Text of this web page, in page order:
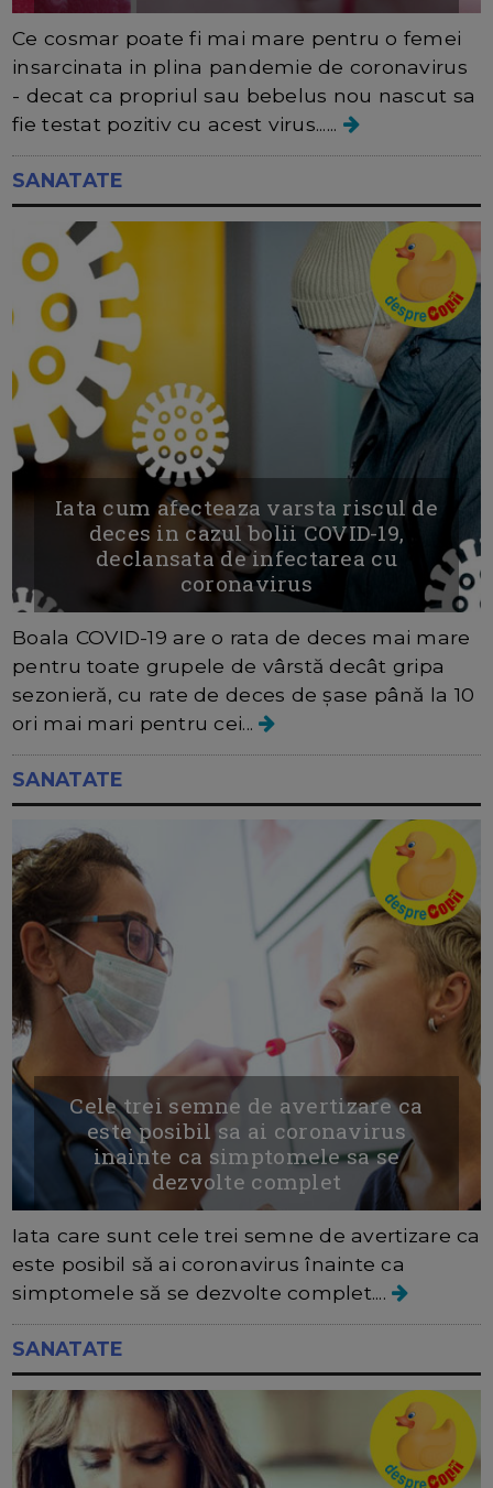
Ce cosmar poate fi mai mare pentru o femei
insarcinata in plina pandemie de coronavirus
- decat ca propriul sau bebelus nou nascut sa
fie testat pozitiv cu acest virus......
SANATATE
Iata cum afecteaza varsta riscul de
deces in cazul bolii COVID-19,
declansata de infectarea cu
coronavirus
Boala COVID-19 are o rata de deces mai mare
pentru toate grupele de vârstă decât gripa
sezonieră, cu rate de deces de șase până la 10
ori mai mari pentru cei...
SANATATE
Cele trei semne de avertizare ca
este posibil sa ai coronavirus
inainte ca simptomele sa se
dezvolte complet
Iata care sunt cele trei semne de avertizare ca
este posibil să ai coronavirus înainte ca
simptomele să se dezvolte complet....
SANATATE